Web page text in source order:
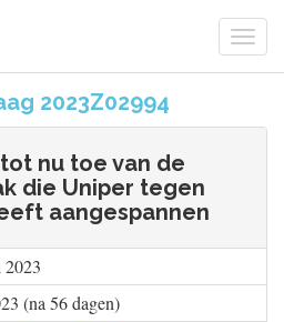
2023Z02994
nu toe van de
die Uniper tegen
aangespannen
2023
(na 56 dagen)